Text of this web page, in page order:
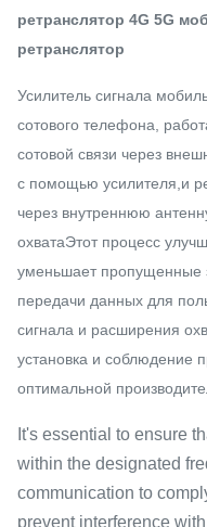
ретранслятор 4G 5G
ретранслятор
Усилитель сигнала
сотового телефона,
сотовой связи через
с помощью усилителя,и
через внутреннюю
охватаЭтот процесс
уменьшает пропущенные
передачи данных для
сигнала и расширения
установка и соблюдение
оптимальной
It's essential to ensure
within the designated
communication to
prevent interference